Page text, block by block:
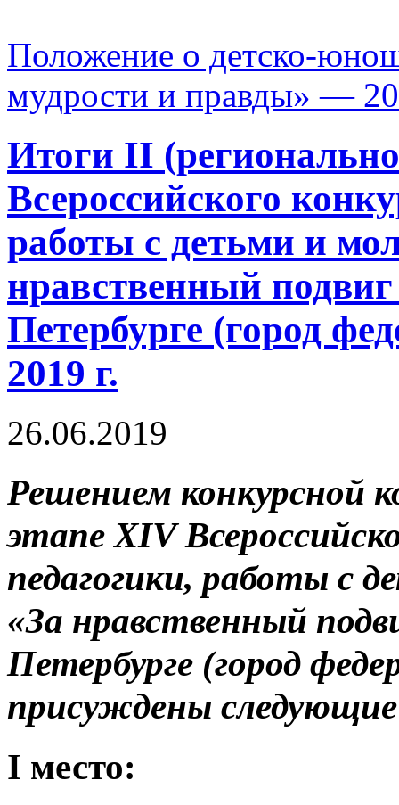
Положение о детско-
мудрости и правды» —
Итоги II
Всероссийского
работы с детьми и
нравственный
Петербурге (город
2019 г.
26.06.2019
Решением конкурсной
этапе XIV
педагогики, работы с
«За нравственный
Петербурге (город
присуждены
I место: